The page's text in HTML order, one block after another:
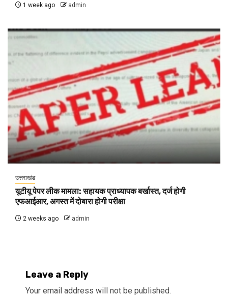
1 week ago admin
उत्तराखंड
यूटीयू पेपर लीक मामला: सहायक प्राध्यापक बर्खास्त, दर्ज होगी
एफआईआर, अगस्त में दोबारा होगी परीक्षा
2 weeks ago admin
Leave a Reply
Your email address will not be published.